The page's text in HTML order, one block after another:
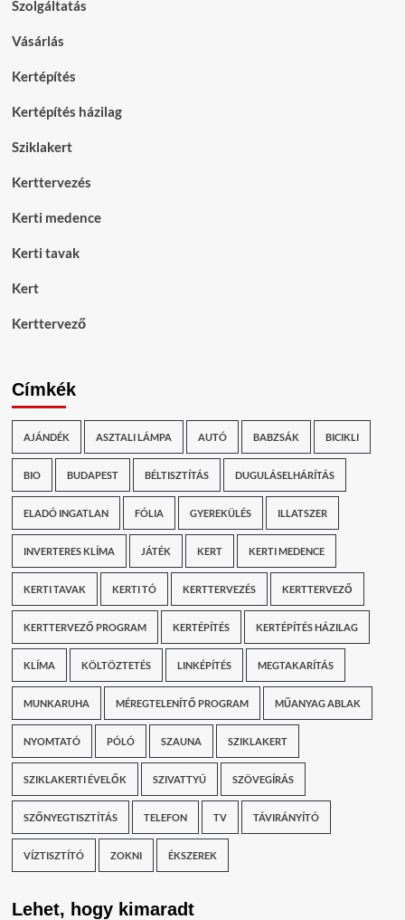
Szolgáltatás
Vásárlás
Kertépítés
Kertépítés házilag
Sziklakert
Kerttervezés
Kerti medence
Kerti tavak
Kert
Kerttervező
Címkék
AJÁNDÉK ASZTALI LÁMPA AUTÓ BABZSÁK BICIKLI
BIO BUDAPEST BÉLTISZTÍTÁS DUGULÁSELHÁRÍTÁS
ELADÓ INGATLAN FÓLIA GYEREKÜLÉS ILLATSZER
INVERTERES KLÍMA JÁTÉK KERT KERTI MEDENCE
KERTI TAVAK KERTI TÓ KERTTERVEZÉS KERTTERVEZŐ
KERTTERVEZŐ PROGRAM KERTÉPÍTÉS KERTÉPÍTÉS HÁZILAG
KLÍMA KÖLTÖZTETÉS LINKÉPÍTÉS MEGTAKARÍTÁS
MUNKARUHA MÉREGTELENÍTŐ PROGRAM MŰANYAG ABLAK
NYOMTATÓ PÓLÓ SZAUNA SZIKLAKERT
SZIKLAKERTI ÉVELŐK SZIVATTYÚ SZÖVEGÍRÁS
SZŐNYEGTISZTÍTÁS TELEFON TV TÁVIRÁNYÍTÓ
VÍZTISZTÍTÓ ZOKNI ÉKSZEREK
Lehet, hogy kimaradt